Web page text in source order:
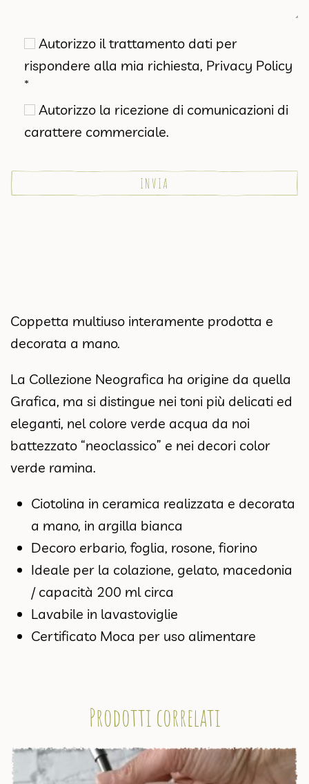
Autorizzo il trattamento dati per
rispondere alla mia richiesta, Privacy Policy
*
Autorizzo la ricezione di comunicazioni di
carattere commerciale.
Coppetta multiuso interamente prodotta e
decorata a mano.
La Collezione Neografica ha origine da quella
Grafica, ma si distingue nei toni più delicati ed
eleganti, nel colore verde acqua da noi
battezzato “neoclassico” e nei decori color
verde ramina.
Ciotolina in ceramica realizzata e decorata
a mano, in argilla bianca
Decoro erbario, foglia, rosone, fiorino
Ideale per la colazione, gelato, macedonia
/ capacità 200 ml circa
Lavabile in lavastoviglie
Certificato Moca per uso alimentare
Prodotti correlati